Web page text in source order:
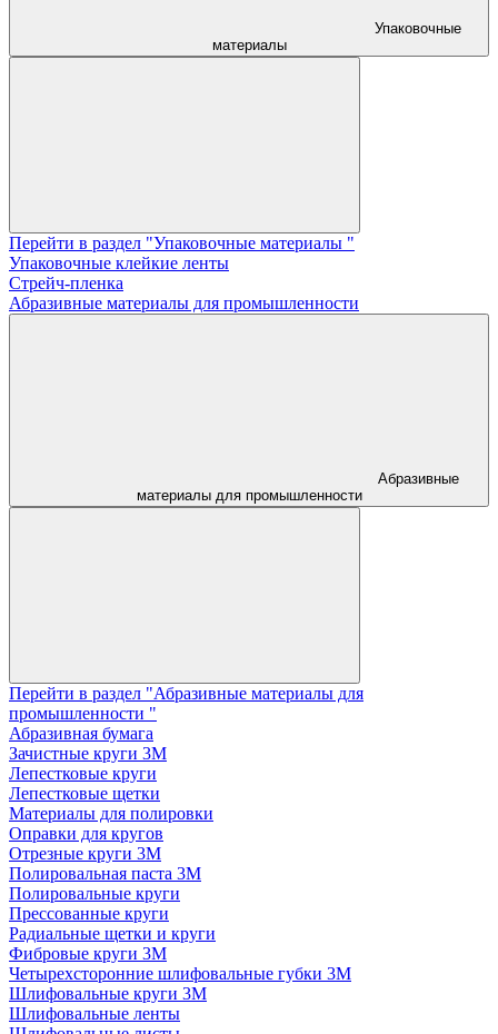
Упаковочные
материалы
Перейти в раздел "Упаковочные материалы "
Упаковочные клейкие ленты
Стрейч-пленка
Абразивные материалы для промышленности
Абразивные
материалы для промышленности
Перейти в раздел "Абразивные материалы для
промышленности "
Абразивная бумага
Зачистные круги 3М
Лепестковые круги
Лепестковые щетки
Материалы для полировки
Оправки для кругов
Отрезные круги 3М
Полировальная паста 3М
Полировальные круги
Прессованные круги
Радиальные щетки и круги
Фибровые круги 3М
Четырехсторонние шлифовальные губки 3M
Шлифовальные круги 3М
Шлифовальные ленты